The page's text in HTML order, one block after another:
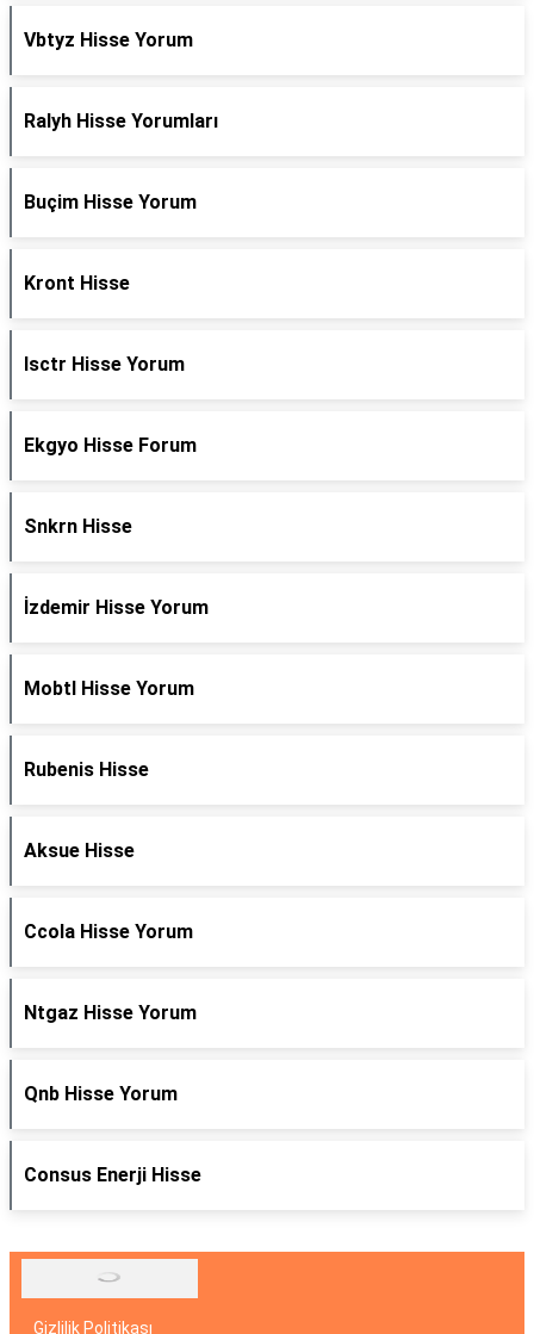
Vbtyz Hisse Yorum
Ralyh Hisse Yorumları
Buçim Hisse Yorum
Kront Hisse
Isctr Hisse Yorum
Ekgyo Hisse Forum
Snkrn Hisse
İzdemir Hisse Yorum
Mobtl Hisse Yorum
Rubenis Hisse
Aksue Hisse
Ccola Hisse Yorum
Ntgaz Hisse Yorum
Qnb Hisse Yorum
Consus Enerji Hisse
Gizlilik Politikası